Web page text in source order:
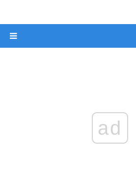
ad